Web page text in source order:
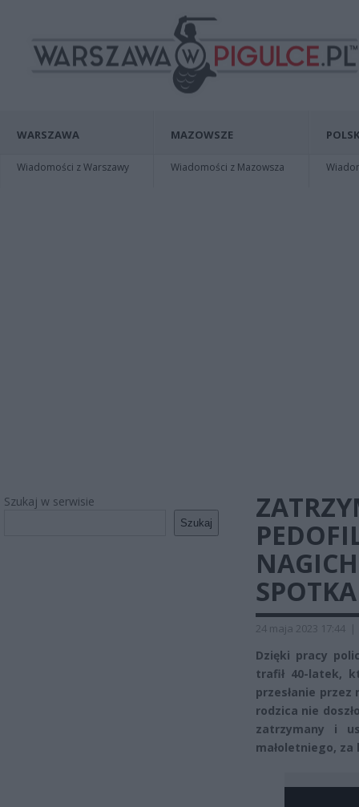
WARSZAWA
Wiadomości z Warszawy
MAZOWSZE
Wiadomości z Mazowsza
Szukaj w serwisie
Szukaj
24 maja 2023 17:44 |
Dzięki pracy
trafił 40-latek,
przesłanie
rodzica nie
zatrzymany i
małoletniego,